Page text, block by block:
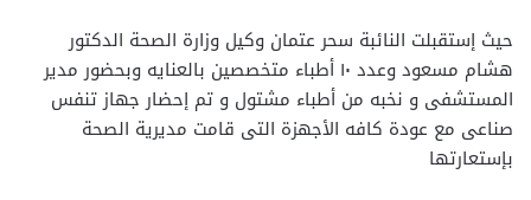
حيث إستقبلت النائبة سحر عتمان وكيل وزارة الصحة الدكتور
هشام مسعود وعدد ١٠ أطباء متخصصين بالعنايه وبحضور مدير
المستشفى و نخبه من أطباء مشتول و تم إحضار جهاز تنفس
صناعى مع عودة كافه الأجهزة التى قامت مديرية الصحة
بإستعارتها